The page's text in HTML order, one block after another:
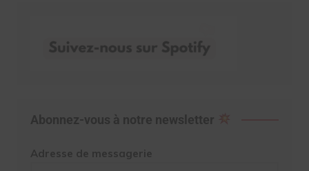
Abonnez-vous à notre newsletter
Adresse de messagerie